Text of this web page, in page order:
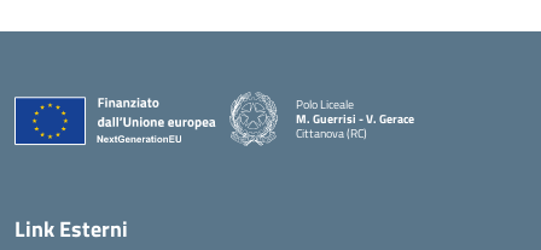
Polo Liceale
M. Guerrisi - V. Gerace
Cittanova (RC)
Link Esterni